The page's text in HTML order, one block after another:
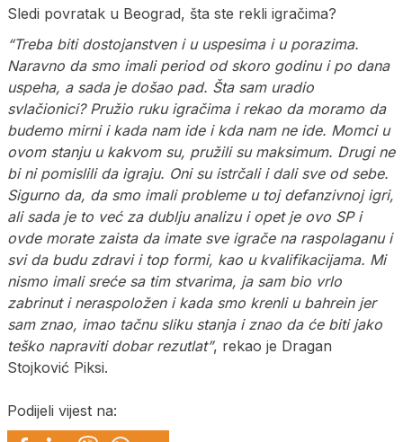
Sledi povratak u Beograd, šta ste rekli igračima?
“Treba biti dostojanstven i u uspesima i u porazima.
Naravno da smo imali period od skoro godinu i po dana
uspeha, a sada je došao pad. Šta sam uradio
svlačionici? Pružio ruku igračima i rekao da moramo da
budemo mirni i kada nam ide i kda nam ne ide. Momci u
ovom stanju u kakvom su, pružili su maksimum. Drugi ne
bi ni pomislili da igraju. Oni su istrčali i dali sve od sebe.
Sigurno da, da smo imali probleme u toj defanzivnoj igri,
ali sada je to već za dublju analizu i opet je ovo SP i
ovde morate zaista da imate sve igrače na raspolaganu i
svi da budu zdravi i top formi, kao u kvalifikacijama. Mi
nismo imali sreće sa tim stvarima, ja sam bio vrlo
zabrinut i neraspoložen i kada smo krenli u bahrein jer
sam znao, imao tačnu sliku stanja i znao da će biti jako
teško napraviti dobar rezutlat”, rekao je Dragan
Stojković Piksi.
Podijeli vijest na: